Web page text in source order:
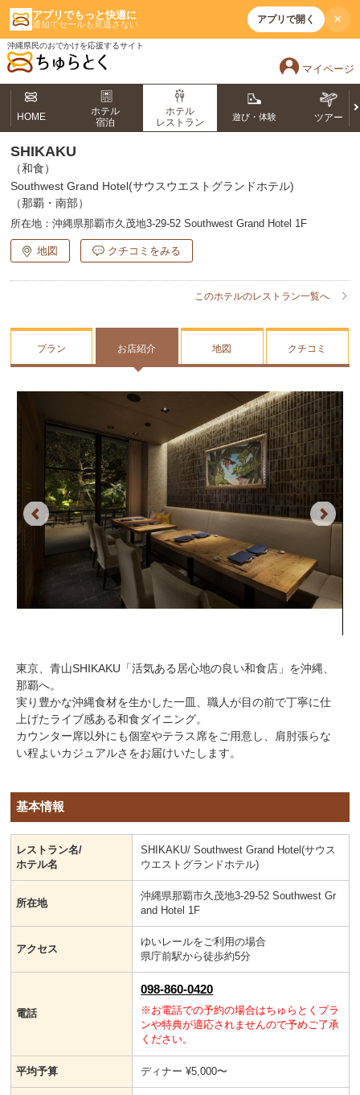
アプリでもっと快適に
通知でセールも見逃さない アプリで開く ×
沖縄県民のおでかけを応援するサイト
マイページ
HOME
ホテル
宿泊
ホテル
レストラン
遊び・体験 ツアー
SHIKAKU
（和食）
Southwest Grand Hotel(サウスウエストグランドホテル)
（那覇・南部）
所在地： 沖縄県那覇市久茂地3-29-52 Southwest Grand Hotel 1F
地図 クチコミをみる
このホテルのレストラン一覧へ
プラン お店紹介 地図 クチコミ
Previous Next
東京、青山SHIKAKU「活気ある居心地の良い和食店」を沖縄、
那覇へ。
実り豊かな沖縄食材を生かした一皿、職人が目の前で丁寧に仕
上げたライブ感ある和食ダイニング。
カウンター席以外にも個室やテラス席をご用意し、肩肘張らな
い程よいカジュアルさをお届けいたします。
基本情報
レストラン名/
ホテル名
SHIKAKU/ Southwest Grand Hotel(サウス
ウエストグランドホテル)
所在地
沖縄県那覇市久茂地3-29-52 Southwest Gr
and Hotel 1F
アクセス
ゆいレールをご利用の場合
県庁前駅から徒歩約5分
電話
098-860-0420
※お電話での予約の場合はちゅらとくプラ
ンや特典が適応されませんので予めご了承
ください。
平均予算 ディナー ¥5,000〜